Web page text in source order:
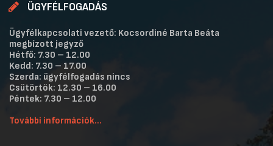
ÜGYFÉLFOGADÁS
Ügyfélkapcsolati vezető: Kocsordiné Barta Beáta
megbízott jegyző
Hétfő: 7.30 – 12.00
Kedd: 7.30 – 17.00
Szerda: ügyfélfogadás nincs
Csütörtök: 12.30 – 16.00
Péntek: 7.30 – 12.00
További információk...